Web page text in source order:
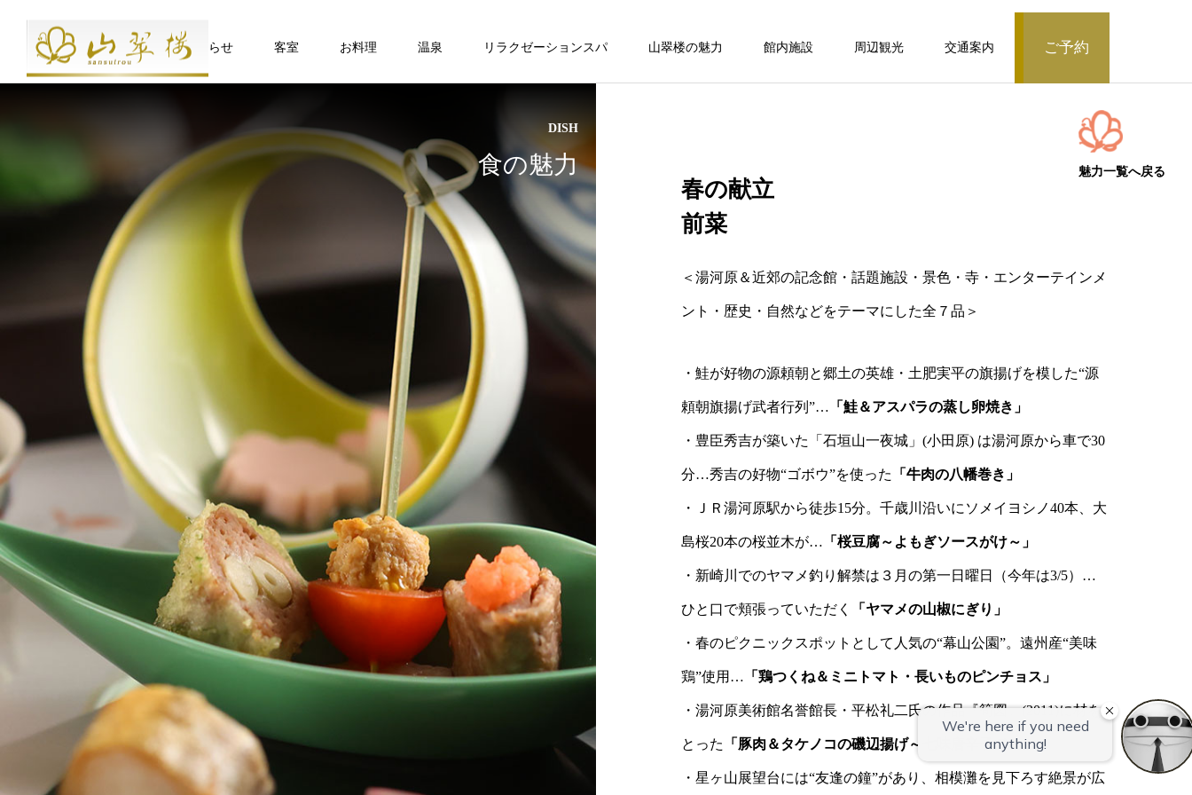
お知らせ 客室 お料理 温泉 リラクゼーションスパ 山翠楼の魅力 館内施設 周辺観光 交通案内 ご予約
山第】
ベッド付客室
特別和洋室/内風呂付/130平米【桃山第】 和洋室/内風呂付/53～68平米【桃山第】 露天風呂付和洋室/130平米【桃山第】
モダン和洋室/内風呂付/77平米【常盤
第】
和洋室/内風呂付/70～108平米【源氏別
露天風呂付客室
温泉露天風呂付和洋室/50～64平米【聚
食
山翠楼のお料理は、地のもの旬のもの
を用い、 一品ずつ食材の持ち味を活か
した会席料理が自慢です。 会席料理に
湯葉をあしらったお料理はここならで
は。
温泉
湯河原温泉は弱アルカリ性の柔らかい
泉質。 肌に潤いを与え、何度でもお入
りいただけます。 古来より薬湯として
多くの人がこの地を訪れました。
DISH
食の魅力
春の献立
前菜
＜湯河原＆近郊の記念館・話題施設・景色・寺・エンターテインメ
ント・歴史・自然などをテーマにした全７品＞
・鮭が好物の源頼朝と郷土の英雄・土肥実平の旗揚げを模した“源
頼朝旗揚げ武者行列”… 「鮭＆アスパラの蒸し卵焼き」
・豊臣秀吉が築いた「石垣山一夜城」(小田原) は湯河原から車で30
分…秀吉の好物“ゴボウ”を使った 「牛肉の八幡巻き」
・ＪＲ湯河原駅から徒歩15分。千歳川沿いにソメイヨシノ40本、大
島桜20本の桜並木が… 「桜豆腐～よもぎソースがけ～」
・新崎川でのヤマメ釣り解禁は３月の第一日曜日（今年は3/5）…
ひと口で頬張っていただく 「ヤマメの山椒にぎり」
・春のピクニックスポットとして人気の“幕山公園”。遠州産“美味
鶏”使用… 「鶏つくね＆ミニトマト・長いものピンチョス」
・湯河原美術館名誉館長・平松礼二氏の作品『筍図』(2011)に材を
とった 「豚肉＆タケノコの磯辺揚げ～七味唐辛子で～」
・星ヶ山展望台には“友逢の鐘”があり、相模灘を見下ろす絶景が広
魅力一覧へ戻る